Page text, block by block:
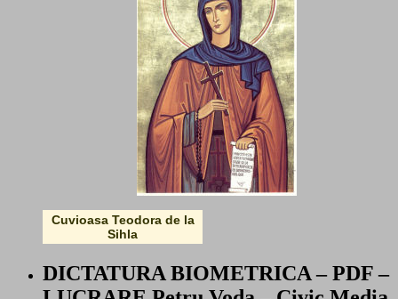
Cuvioasa Teodora de la
Sihla
DICTATURA BIOMETRICA – PDF –